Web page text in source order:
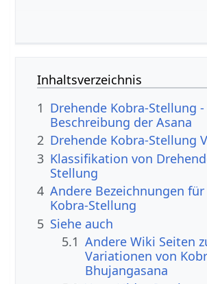
Inhaltsverzeichnis
1 Drehende Kobra-Stellung -
Beschreibung der Asana
2 Drehende Kobra-Stellung
3 Klassifikation von
Stellung
4 Andere Bezeichnungen
Kobra-Stellung
5 Siehe auch
5.1 Andere Wiki Seiten
Variationen von
Bhujangasana